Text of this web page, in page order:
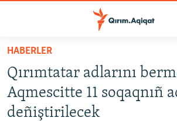
Esas
qaytmaq
Baş
navigatsiyağa
SİYASET
İQTİSADİYAT
HABERLER
Qırımtatar adlarını
Aqmescitte 11 soqaqnıñ
deñiştirilecek